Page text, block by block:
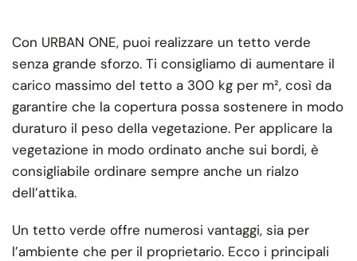
Con URBAN ONE, puoi realizzare un tetto verde
senza grande sforzo. Ti consigliamo di aumentare il
carico massimo del tetto a 300 kg per m², così da
garantire che la copertura possa sostenere in modo
duraturo il peso della vegetazione. Per applicare la
vegetazione in modo ordinato anche sui bordi, è
consigliabile ordinare sempre anche un rialzo
dell’attika.
Un tetto verde offre numerosi vantaggi, sia per
l’ambiente che per il proprietario. Ecco i principali